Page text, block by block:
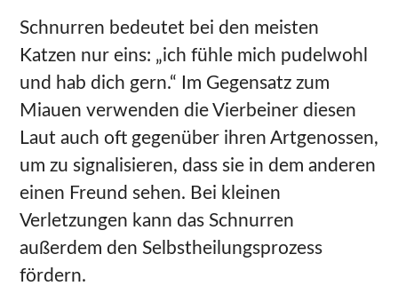
Schnurren bedeutet bei den meisten
Katzen nur eins: „ich fühle mich pudelwohl
und hab dich gern.“ Im Gegensatz zum
Miauen verwenden die Vierbeiner diesen
Laut auch oft gegenüber ihren Artgenossen,
um zu signalisieren, dass sie in dem anderen
einen Freund sehen. Bei kleinen
Verletzungen kann das Schnurren
außerdem den Selbstheilungsprozess
fördern.